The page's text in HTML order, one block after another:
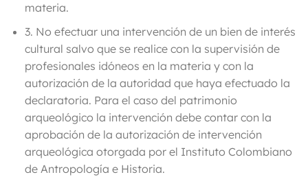
materia.
3. No efectuar una intervención de un bien de interés
cultural salvo que se realice con la supervisión de
profesionales idóneos en la materia y con la
autorización de la autoridad que haya efectuado la
declaratoria. Para el caso del patrimonio
arqueológico la intervención debe contar con la
aprobación de la autorización de intervención
arqueológica otorgada por el Instituto Colombiano
de Antropología e Historia.